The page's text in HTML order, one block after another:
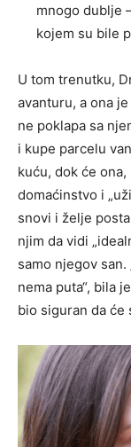
mnogo dublje
kojem su bile
U tom trenutku,
avanturu, a ona
ne poklapa sa
i kupe parcelu
kuću, dok će
domaćinstvo i
snovi i želje
njim da vidi
samo njegov
nema puta“, bila
bio siguran da će